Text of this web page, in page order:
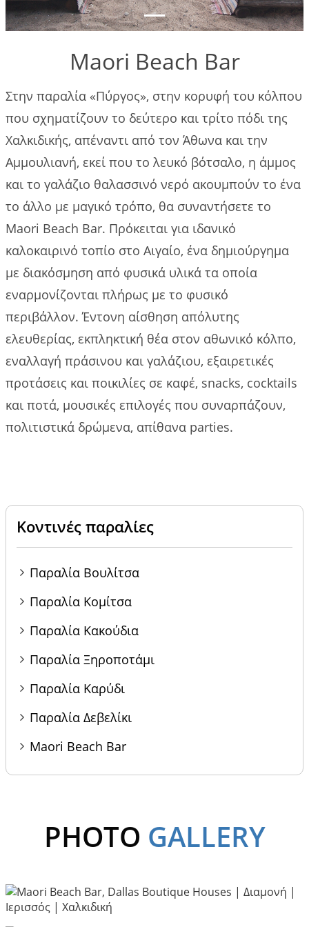
που
πρέπει να
Επικοινωνία
Πολιτικές
κρατήσεων
Maori Beach Bar
Στην παραλία «Πύργος», στην κορυφή του κόλπου
που σχηματίζουν το δεύτερο και τρίτο πόδι της
Χαλκιδικής, απέναντι από τον Άθωνα και την
Αμμουλιανή, εκεί που το λευκό βότσαλο, η άμμος
και το γαλάζιο θαλασσινό νερό ακουμπούν το ένα
το άλλο με μαγικό τρόπο, θα συναντήσετε το
Maori Beach Bar. Πρόκειται για ιδανικό
καλοκαιρινό τοπίο στο Αιγαίο, ένα δημιούργημα
με διακόσμηση από φυσικά υλικά τα οποία
εναρμονίζονται πλήρως με το φυσικό
περιβάλλον. Έντονη αίσθηση απόλυτης
ελευθερίας, εκπληκτική θέα στον αθωνικό κόλπο,
εναλλαγή πράσινου και γαλάζιου, εξαιρετικές
προτάσεις και ποικιλίες σε καφέ, snacks, cocktails
και ποτά, μουσικές επιλογές που συναρπάζουν,
πολιτιστικά δρώμενα, απίθανα parties.
Κοντινές παραλίες
Παραλία Βουλίτσα
Παραλία Κομίτσα
Παραλία Κακούδια
Παραλία Ξηροποτάμι
Παραλία Καρύδι
Παραλία Δεβελίκι
Maori Beach Bar
PHOTO GALLERY